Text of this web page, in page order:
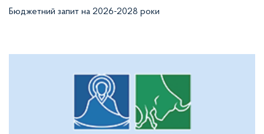
Бюджетний запит на 2026-2028 роки